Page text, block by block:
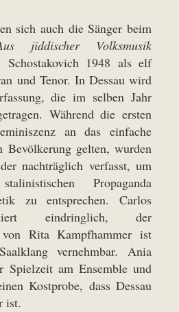
sich auch die Sänger beim
jiddischer Volksmusik
Schostakovich 1948 als elf
und Tenor. In Dessau wird
die im selben Jahr
Während die ersten
an das einfache
Bevölkerung gelten, wurden
nachträglich verfasst, um
Propaganda
zu entsprechen. Carlos
eindringlich, der
Rita Kampfhammer ist
vernehmbar. Ania
Spielzeit am Ensemble und
Kostprobe, dass Dessau
ist.